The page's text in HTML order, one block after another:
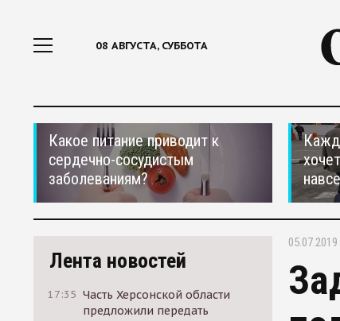
08 АВГУСТА, СУББОТА
Какое питание приводит к
сердечно-сосудистым
заболеваниям?
Лента новостей
17:35 Часть Херсонской области
предложили передать